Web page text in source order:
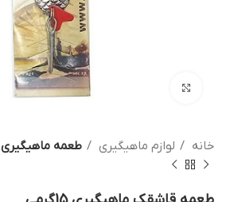
خانه لوازم ماهیگیری طعمه ماهیگیری